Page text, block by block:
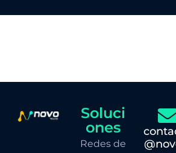
Soluci
ones
Redes de